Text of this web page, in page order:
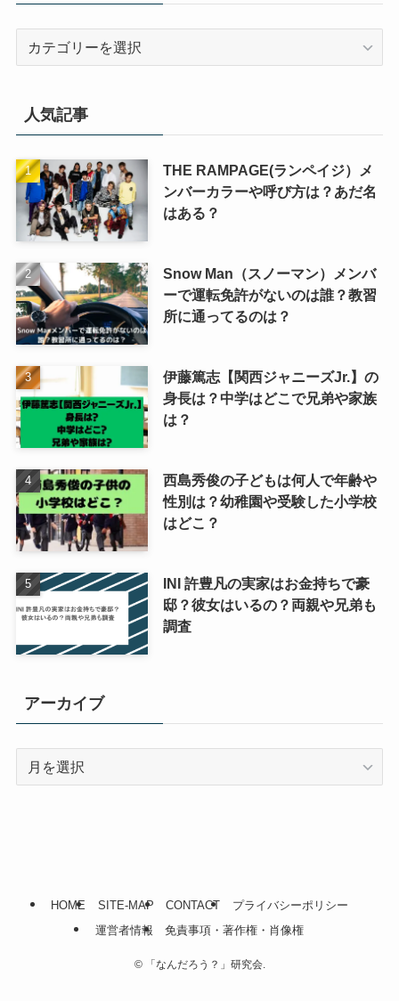
ー
人気記事
THE RAMPAGE(ランペイジ）メ
ンバーカラーや呼び方は？あだ名
はある？
Snow Man（スノーマン）メンバ
ーで運転免許がないのは誰？教習
所に通ってるのは？
伊藤篤志【関西ジャニーズJr.】の
身長は？中学はどこで兄弟や家族
は？
西島秀俊の子どもは何人で年齢や
性別は？幼稚園や受験した小学校
はどこ？
INI 許豊凡の実家はお金持ちで豪
邸？彼女はいるの？両親や兄弟も
調査
アーカイブ
HOME SITE-MAP CONTACT
プライバシーポリシー
運営者情報
免責事項・著作権・肖像権
©「なんだろう？」研究会.